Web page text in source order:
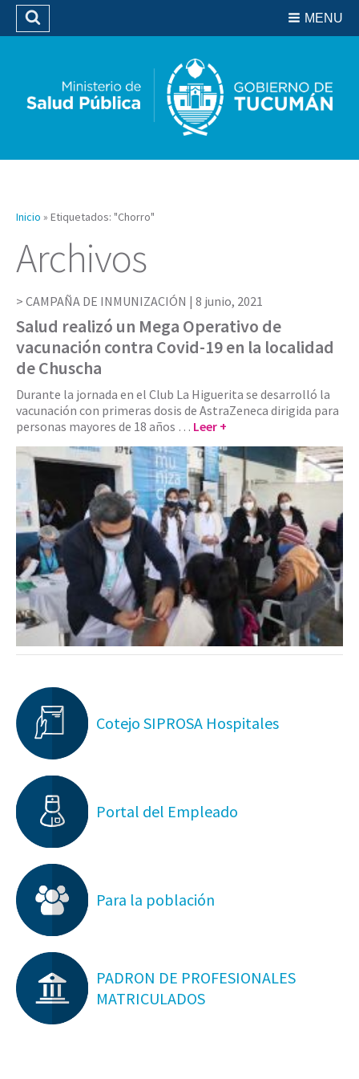
Biblioteca
MENU
Buscar
Inicio » Etiquetados: "Chorro"
Archivos
CAMPAÑA DE INMUNIZACIÓN | 8 junio, 2021
Salud realizó un Mega Operativo de
vacunación contra Covid-19 en la localidad
de Chuscha
Durante la jornada en el Club La Higuerita se desarrolló la
vacunación con primeras dosis de AstraZeneca dirigida para
personas mayores de 18 años … Leer +
Cotejo SIPROSA Hospitales
Portal del Empleado
Para la población
PADRON DE PROFESIONALES
MATRICULADOS